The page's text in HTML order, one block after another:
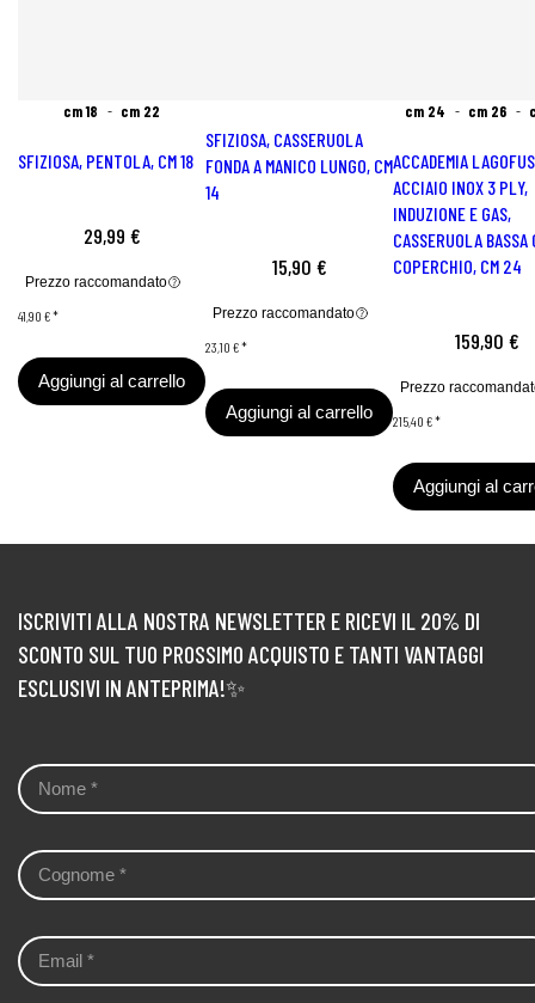
cm 18 cm 22
SFIZIOSA, PENTOLA, CM 18
29,99 €
Prezzo raccomandato
41,90 €*
Aggiungi al carrello
SFIZIOSA, CASSERUOLA
FONDA A MANICO LUNGO, CM
14
15,90 €
Prezzo raccomandato
23,10 €*
Aggiungi al carrello
cm 24 cm 26
ACCADEMIA
ACCIAIO INOX 3 PLY,
INDUZIONE E GAS,
CASSERUOLA BASSA
COPERCHIO, CM 24
159,90 €
Prezzo
215,40 €*
Aggiungi al
ISCRIVITI ALLA NOSTRA NEWSLETTER E RICEVI IL 20% DI
SCONTO SUL TUO PROSSIMO ACQUISTO E TANTI VANTAGGI
ESCLUSIVI IN ANTEPRIMA!✨